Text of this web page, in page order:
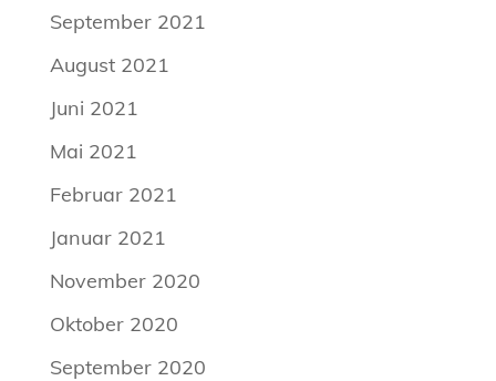
September 2021
August 2021
Juni 2021
Mai 2021
Februar 2021
Januar 2021
November 2020
Oktober 2020
September 2020